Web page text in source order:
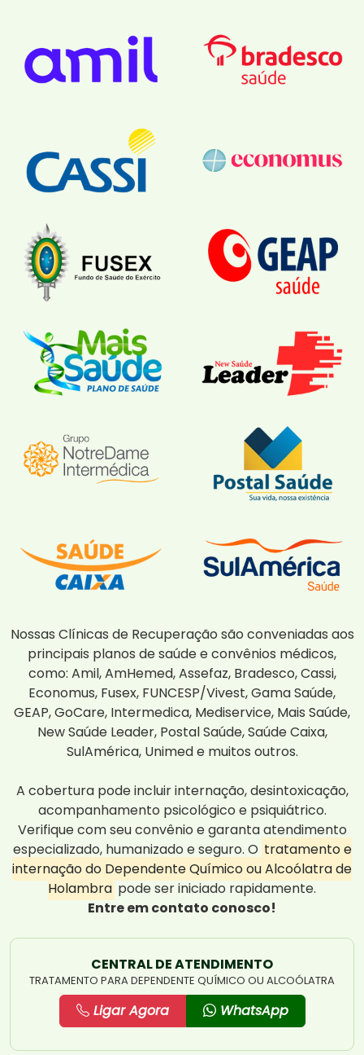
Nossas Clínicas de Recuperação são conveniadas aos
principais planos de saúde e convênios médicos,
como: Amil, AmHemed, Assefaz, Bradesco, Cassi,
Economus, Fusex, FUNCESP/Vivest, Gama Saúde,
GEAP, GoCare, Intermedica, Mediservice, Mais Saúde,
New Saúde Leader, Postal Saúde, Saúde Caixa,
SulAmérica, Unimed e muitos outros.
A cobertura pode incluir internação, desintoxicação,
acompanhamento psicológico e psiquiátrico.
Verifique com seu convênio e garanta atendimento
especializado, humanizado e seguro. O tratamento e
internação do Dependente Químico ou Alcoólatra de
Holambra pode ser iniciado rapidamente.
Entre em contato conosco!
CENTRAL DE ATENDIMENTO
TRATAMENTO PARA DEPENDENTE QUÍMICO OU ALCOÓLATRA
Ligar Agora WhatsApp